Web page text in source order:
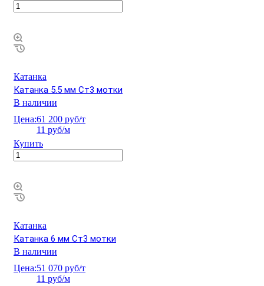
Катанка
Катанка 5.5 мм Ст3 мотки
В наличии
Цена:61 200 руб/т
11 руб/м
Купить
Катанка
Катанка 6 мм Ст3 мотки
В наличии
Цена:51 070 руб/т
11 руб/м